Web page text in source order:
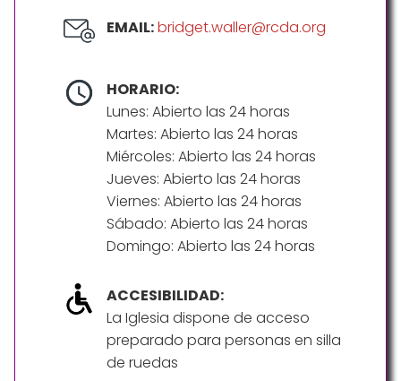
EMAIL:bridget.waller@rcda.org
HORARIO:
Lunes: Abierto las 24 horas
Martes: Abierto las 24 horas
Miércoles: Abierto las 24 horas
Jueves: Abierto las 24 horas
Viernes: Abierto las 24 horas
Sábado: Abierto las 24 horas
Domingo: Abierto las 24 horas
ACCESIBILIDAD:
La Iglesia dispone de acceso
preparado para personas en silla
de ruedas